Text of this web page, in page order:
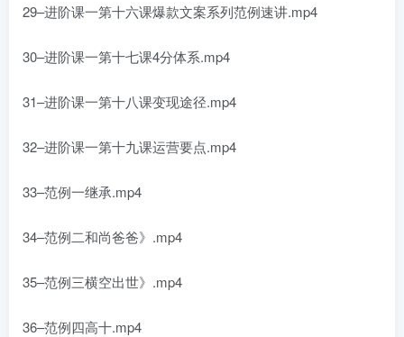
29–进阶课一第十六课爆款文案系列范例速讲.mp4
30–进阶课一第十七课4分体系.mp4
31–进阶课一第十八课变现途径.mp4
32–进阶课一第十九课运营要点.mp4
33–范例一继承.mp4
34–范例二和尚爸爸》.mp4
35–范例三横空出世》.mp4
36–范例四高十.mp4